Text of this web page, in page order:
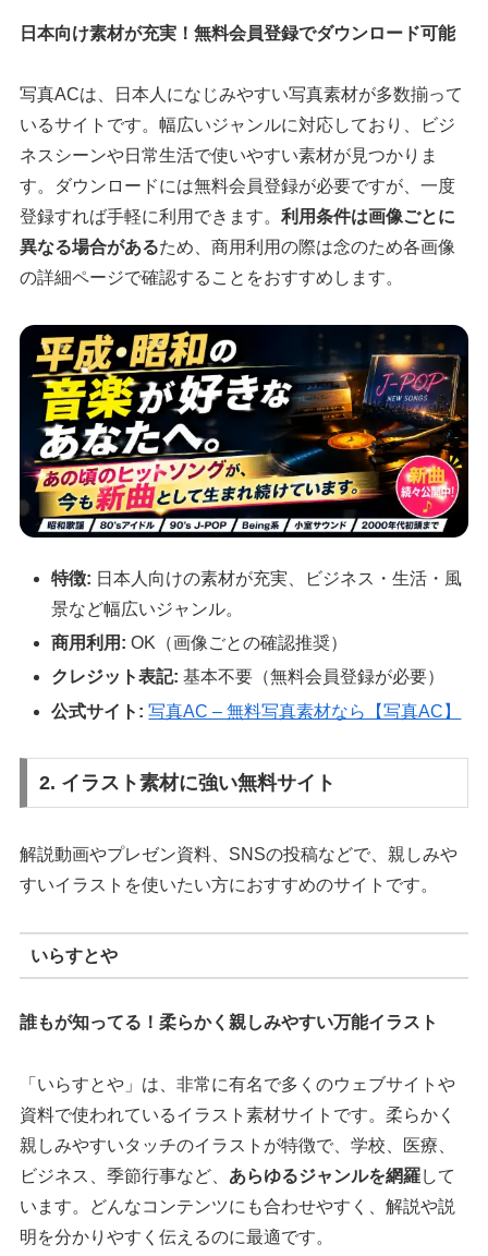
日本向け素材が充実！無料会員登録でダウンロード可能
写真ACは、日本人になじみやすい写真素材が多数揃って
いるサイトです。幅広いジャンルに対応しており、ビジ
ネスシーンや日常生活で使いやすい素材が見つかりま
す。ダウンロードには無料会員登録が必要ですが、一度
登録すれば手軽に利用できます。利用条件は画像ごとに
異なる場合があるため、商用利用の際は念のため各画像
の詳細ページで確認することをおすすめします。
特徴: 日本人向けの素材が充実、ビジネス・生活・風
景など幅広いジャンル。
商用利用: OK（画像ごとの確認推奨）
クレジット表記: 基本不要（無料会員登録が必要）
公式サイト: 写真AC – 無料写真素材なら【写真AC】
2. イラスト素材に強い無料サイト
解説動画やプレゼン資料、SNSの投稿などで、親しみや
すいイラストを使いたい方におすすめのサイトです。
いらすとや
誰もが知ってる！柔らかく親しみやすい万能イラスト
「いらすとや」は、非常に有名で多くのウェブサイトや
資料で使われているイラスト素材サイトです。柔らかく
親しみやすいタッチのイラストが特徴で、学校、医療、
ビジネス、季節行事など、 あらゆるジャンルを網羅して
います。どんなコンテンツにも合わせやすく、解説や説
明を分かりやすく伝えるのに最適です。